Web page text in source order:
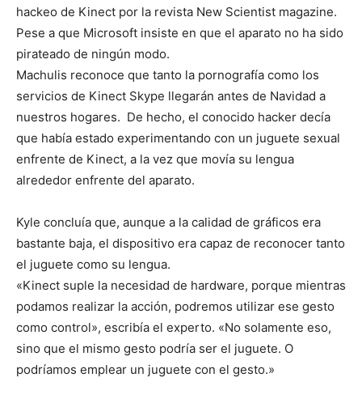
hackeo de Kinect por la revista New Scientist magazine.
Pese a que Microsoft insiste en que el aparato no ha sido
pirateado de ningún modo.
Machulis reconoce que tanto la pornografía como los
servicios de Kinect Skype llegarán antes de Navidad a
nuestros hogares. De hecho, el conocido hacker decía
que había estado experimentando con un juguete sexual
enfrente de Kinect, a la vez que movía su lengua
alrededor enfrente del aparato.
Kyle concluía que, aunque a la calidad de gráficos era
bastante baja, el dispositivo era capaz de reconocer tanto
el juguete como su lengua.
«Kinect suple la necesidad de hardware, porque mientras
podamos realizar la acción, podremos utilizar ese gesto
como control», escribía el experto. «No solamente eso,
sino que el mismo gesto podría ser el juguete. O
podríamos emplear un juguete con el gesto.»